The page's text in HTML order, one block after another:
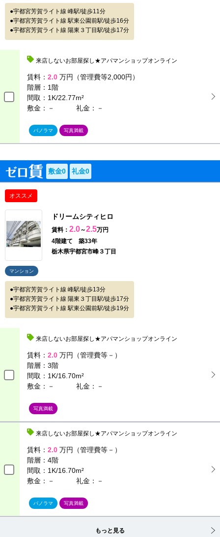
宇都宮芳賀ライト線 峰駅/徒歩11分
宇都宮芳賀ライト線 駅東公園前駅/徒歩16分
宇都宮芳賀ライト線 陽東３丁目駅/徒歩17分
来店しないお部屋探し★アパマンショップオンライン
賃料： 2.0 万円（管理費等2,000円）
階層： 1階
間取： 1K/22.77m²
敷金：－
礼金：－
パノラマ 写真満載
敷金0 礼金0
オススメ
ドリームシティヒロ
賃料： 2.0～2.5万円
4階建て 築33年
栃木県宇都宮市峰３丁目
マンション
宇都宮芳賀ライト線 峰駅/徒歩13分
宇都宮芳賀ライト線 陽東３丁目駅/徒歩17分
宇都宮芳賀ライト線 駅東公園前駅/徒歩19分
来店しないお部屋探し★アパマンショップオンライン
賃料： 2.0 万円（管理費等－）
階層： 3階
間取： 1K/16.70m²
敷金：－
礼金：－
写真満載
来店しないお部屋探し★アパマンショップオンライン
賃料： 2.0 万円（管理費等－）
階層： 4階
間取： 1K/16.70m²
敷金：－
礼金：－
パノラマ 写真満載
もっと見る